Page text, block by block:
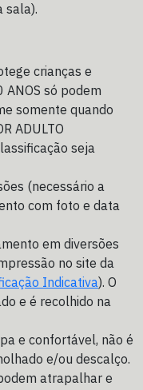
sala).
crianças e
ANOS só podem
somente quando
ADULTO
seja
(necessário a
com foto e data
em diversões
no site da
Indicativa). O
e é recolhido na
e confortável, não é
e/ou descalço.
atrapalhar e